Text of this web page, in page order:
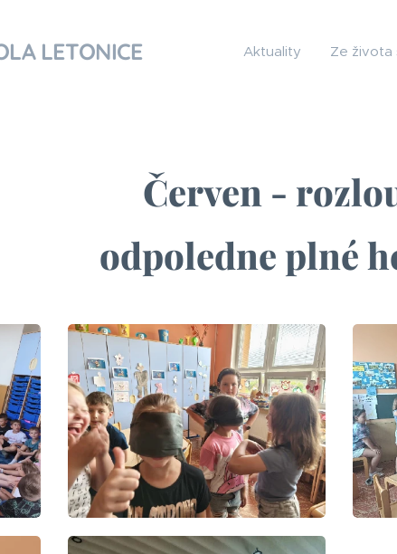
LETONICE Aktuality Ze života
Červen -
odpoledne plné